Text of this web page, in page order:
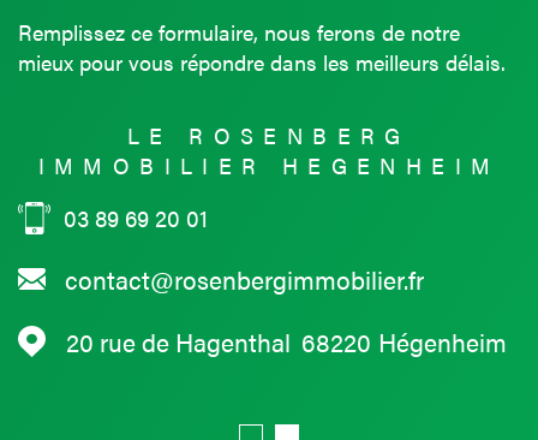
Remplissez ce formulaire, nous ferons de notre
mieux pour vous répondre dans les meilleurs délais.
LE ROSENBERG
IMMOBILIER HEGENHEIM
03 89 69 20 01
contact@rosenbergimmobilier.fr
20 rue de Hagenthal 68220 Hégenheim